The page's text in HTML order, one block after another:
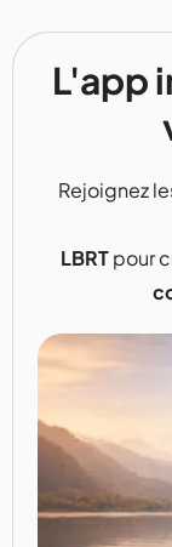
L'app
Rejoignez
LBRTpour